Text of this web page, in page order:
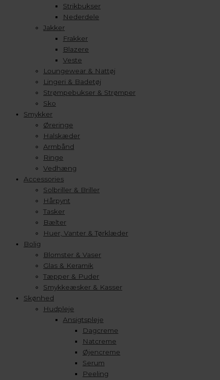
Strikbukser
Nederdele
Jakker
Frakker
Blazere
Veste
Loungewear & Nattøj
Lingeri & Badetøj
Strømpebukser & Strømper
Sko
Smykker
Øreringe
Halskæder
Armbånd
Ringe
Vedhæng
Accessories
Solbriller & Briller
Hårpynt
Tasker
Bælter
Huer, Vanter & Tørklæder
Bolig
Blomster & Vaser
Glas & Keramik
Tæpper & Puder
Smykkeæsker & Kasser
Skønhed
Hudpleje
Ansigtspleje
Dagcreme
Natcreme
Øjencreme
Serum
Peeling